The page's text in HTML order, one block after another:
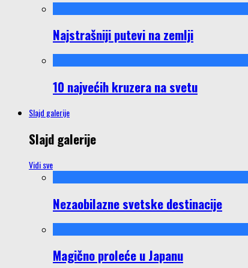
Najstrašniji putevi na zemlji
10 najvećih kruzera na svetu
Slajd galerije
Slajd galerije
Vidi sve
Nezaobilazne svetske destinacije
Magično proleće u Japanu